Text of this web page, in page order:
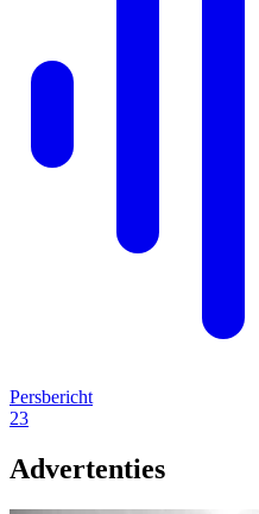
Persbericht
23
Advertenties